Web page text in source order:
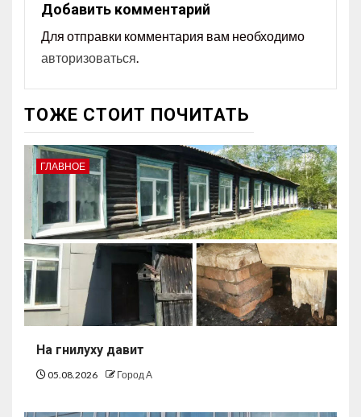
Добавить комментарий
Для отправки комментария вам необходимо
авторизоваться.
ТОЖЕ СТОИТ ПОЧИТАТЬ
ГЛАВНОЕ
На гнилуху давит
05.08.2026 Город А